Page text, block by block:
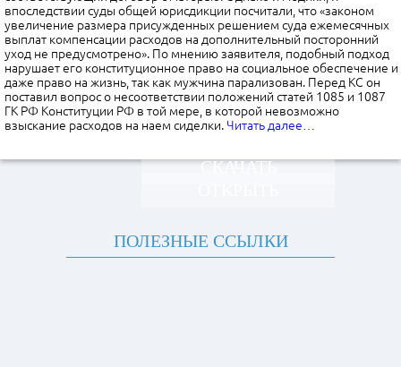
впоследствии суды общей юрисдикции посчитали, что «законом
увеличение размера присужденных решением суда ежемесячных
выплат компенсации расходов на дополнительный посторонний
уход не предусмотрено». По мнению заявителя, подобный подход
нарушает его конституционное право на социальное обеспечение и
даже право на жизнь, так как мужчина парализован. Перед КС он
поставил вопрос о несоответствии положений статей 1085 и 1087
ГК РФ Конституции РФ в той мере, в которой невозможно
взыскание расходов на наем сиделки. Читать далее…
СКАЧАТЬ
ПОЛЕЗНЫЕ ССЫЛКИ